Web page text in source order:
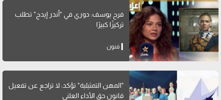
فرح يوسف: دوري في "أندر إيدج" تطلب
تركيزًا كبيرًا
فنون
"المهن التمثيلية" تؤكد: لا تراجع عن تفعيل
قانون حق الأداء العلني